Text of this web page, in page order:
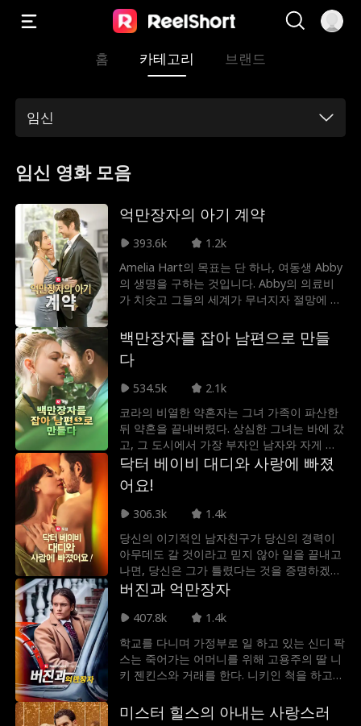
홈 카테고리 브랜드
임신
임신 영화 모음
억만장자의 아기 계약
393.6k
1.2k
Amelia Hart의 목표는 단 하나, 여동생 Abby
의 생명을 구하는 것입니다. Abby의 의료비
가 치솟고 그들의 세계가 무너지자 절망에 빠
유자인 Madam X를 만나게 됩니다. 해결책은
억만장자 CEO Nathan Reed와의 중대한 만
남에 있습니다. 여동생의 생명을 구하기 위해
아멜리아 하트는 생명을 바쳐야 합니다. 그녀
는 Nathan Reed와 결혼하여 그에게 아기를
낳아야 합니다!
백만장자를 잡아 남편으로 만들
다
534.5k
2.1k
코라의 비열한 약혼자는 그녀 가족이 파산한
뒤 약혼을 끝내버렸다. 상심한 그녀는 바에 갔
고, 그 도시에서 가장 부자인 남자와 자게 되
었는데, 그 남자는 바로 그 비열한 전 남친의
삼촌이었다.
닥터 베이비 대디와 사랑에 빠졌
어요!
306.3k
1.4k
당신의 이기적인 남자친구가 당신의 경력이
아무데도 갈 것이라고 믿지 않아 일을 끝내고
나면, 당신은 그가 틀렸다는 것을 증명하겠다
고 맹세합니다. 최고의 외과 레지던트가 되기
독관인 소여 캠벨 박사 밑에서 무자비한 유명
외과의사, 놀라운 아기 아빠, 그리고 최악의
경우... 전 애인의 아빠가 됩니다.
버진과 억만장자
407.8k
1.4k
학교를 다니며 가정부로 일 하고 있는 신디 팍
스는 죽어가는 어머니를 위해 고용주의 딸 니
키 젠킨스와 거래를 한다. 니키인 척을 하고
쳐야 하는 상황. 니키는 신디를 이용해 찰스를
속이고 그와 결혼까지 가게 되지만, 결혼식 날
미스터 힐스의 아내는 사랑스러